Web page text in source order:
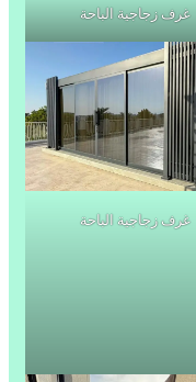
غرف زجاجية الباحة
غرف زجاجية الباحة